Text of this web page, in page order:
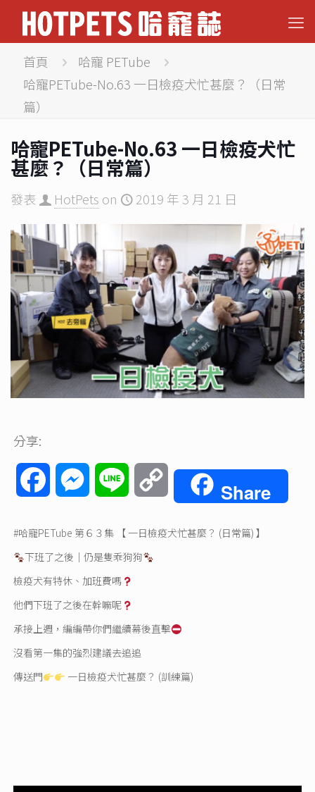
首頁
哈寵 PETube
哈寵PETube-No.63 一日檢疫犬忙甚麼？（日常
篇）
哈寵PETube-No.63 一日檢疫犬忙
甚麼？（日常篇）
發表 HotPets on 2019 年 3 月 21 日
分享:
FacebookMessenger
Line
Copy
Share
#哈寵PETube 第６３集 【 一日檢疫犬忙甚麼？ (日常篇) 】
下班了之後｜仍是隻乖狗狗
檢疫犬有特休、加班費嗎
他們下班了之後在幹嘛呢
承接上週，編編帶你們繼續幕後直擊
沒看第一集的強烈建議去追追
傳送門
一日檢疫犬忙甚麼？ (訓練篇)